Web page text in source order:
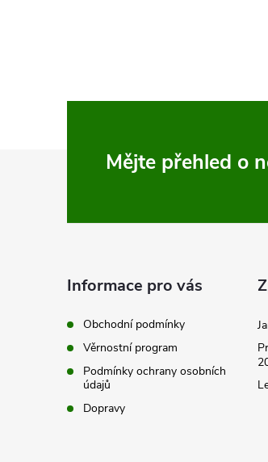
Mějte přehled o
Informace pro vás
Obchodní podmínky
Věrnostní program
Podmínky ochrany osobních
údajů
Dopravy